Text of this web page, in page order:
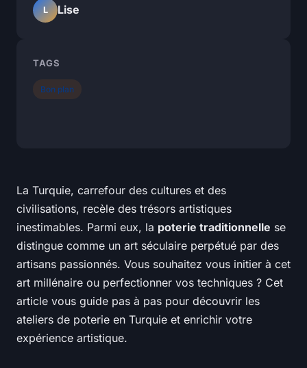
La Turquie, carrefour des cultures et des
civilisations, recèle des trésors artistiques
inestimables. Parmi eux, la poterie traditionnelle se
distingue comme un art séculaire perpétué par des
artisans passionnés. Vous souhaitez vous initier à cet
art millénaire ou perfectionner vos techniques ? Cet
article vous guide pas à pas pour découvrir les
ateliers de poterie en Turquie et enrichir votre
expérience artistique.
L Lise
TAGS
Bon plan